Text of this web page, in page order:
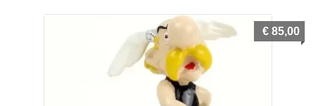
€ 85,00